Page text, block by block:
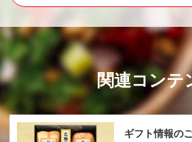
関連コンテ
ギフト情報の